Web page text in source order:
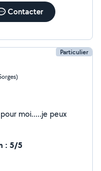
Contacter
Particulier
moi.....je peux
et proprement..et
peut-être. Je
: 5/5